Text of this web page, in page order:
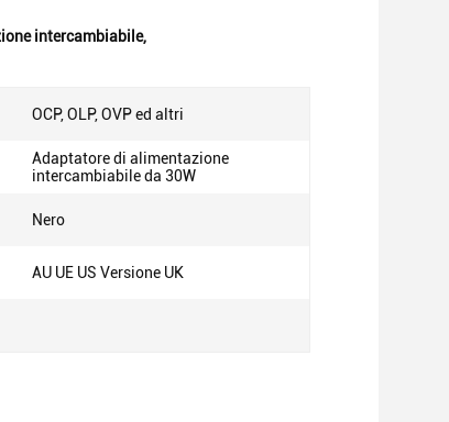
intercambiabile,
OCP, OLP, OVP ed altri
Adaptatore di alimentazione
intercambiabile da 30W
Nero
AU UE US Versione UK